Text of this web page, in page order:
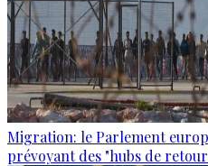
Migration: le Parlement
prévoyant des "hubs de